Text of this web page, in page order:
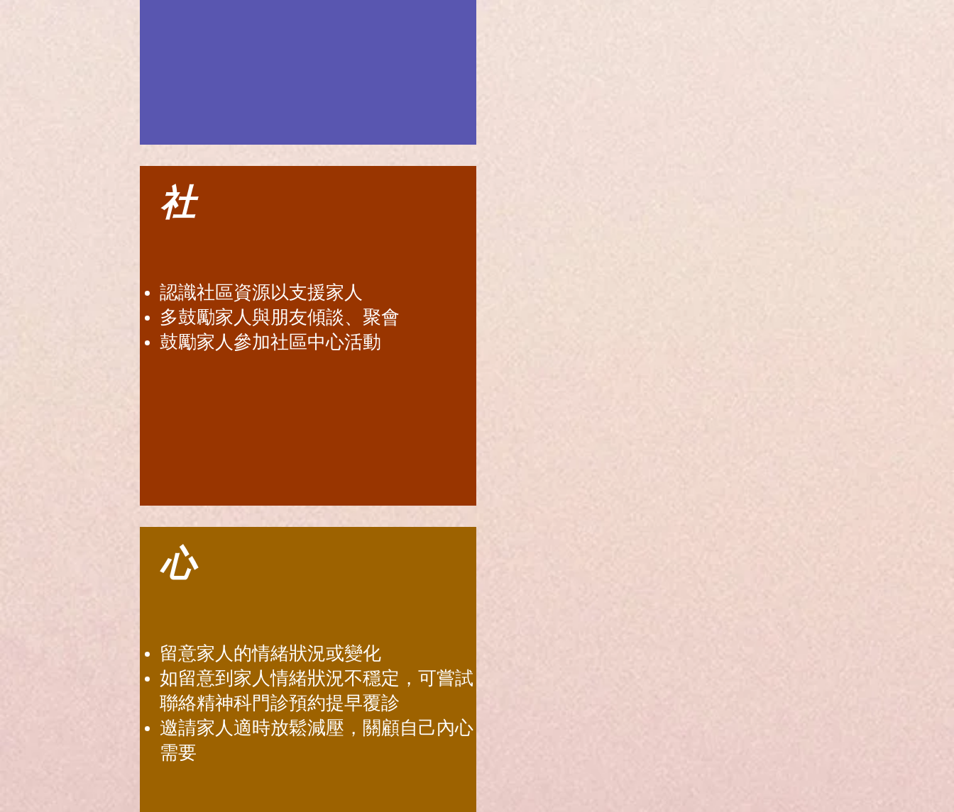
社
認識社區資源以支援家人
多鼓勵家人與朋友傾談、聚會
鼓勵家人參加社區中心活動
心
留意家人的情緒狀況或變化
如留意到家人情緒狀況不穩定，可嘗試
聯絡精神科門診預約提早覆診
邀請家人適時放鬆減壓，關顧自己內心
需要